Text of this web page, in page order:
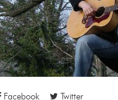
Facebook Twitter